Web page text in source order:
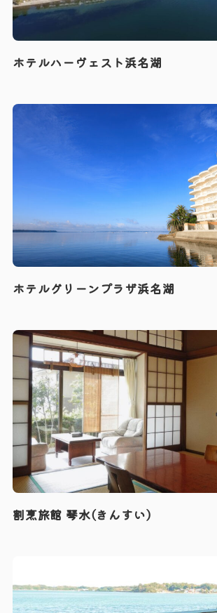
ホテルハーヴェスト浜名湖
ホテルグリーンプラザ浜名湖
割烹旅館 琴水(きんすい)